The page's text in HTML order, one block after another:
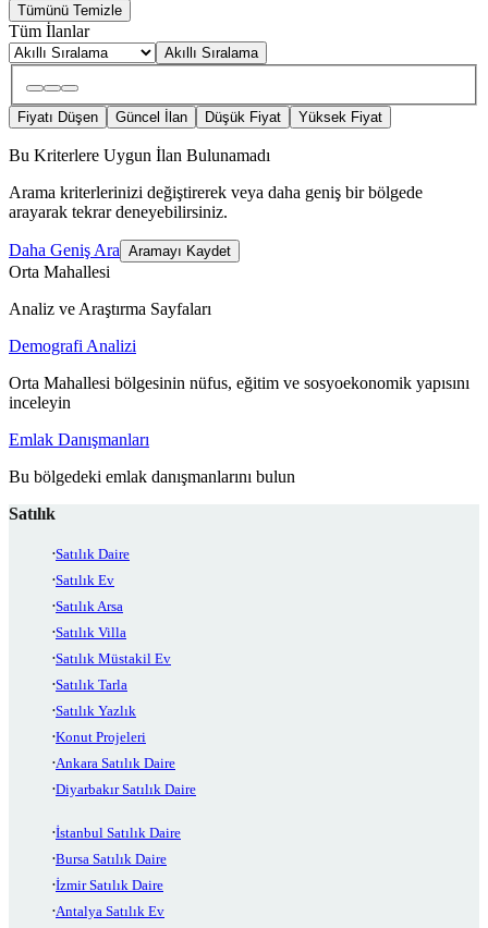
Tümünü Temizle
Tüm İlanlar
Akıllı Sıralama
Fiyatı Düşen Güncel İlan Düşük Fiyat Yüksek Fiyat
Bu Kriterlere Uygun İlan Bulunamadı
Arama kriterlerinizi değiştirerek veya daha geniş bir bölgede
arayarak tekrar deneyebilirsiniz.
Daha Geniş Ara Aramayı Kaydet
Orta Mahallesi
Analiz ve Araştırma Sayfaları
Demografi Analizi
Orta Mahallesi bölgesinin nüfus, eğitim ve sosyoekonomik yapısını
inceleyin
Emlak Danışmanları
Bu bölgedeki emlak danışmanlarını bulun
Satılık
Satılık Daire
Satılık Ev
Satılık Arsa
Satılık Villa
Satılık Müstakil Ev
Satılık Tarla
Satılık Yazlık
Konut Projeleri
Ankara Satılık Daire
Diyarbakır Satılık Daire
İstanbul Satılık Daire
Bursa Satılık Daire
İzmir Satılık Daire
Antalya Satılık Ev